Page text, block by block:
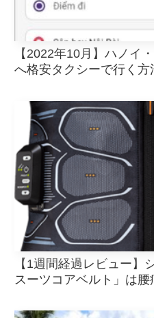
【2022年10月】ハノイ
へ格安タクシーで行く方
【1週間経過レビュー】
スーツコアベルト」は腰